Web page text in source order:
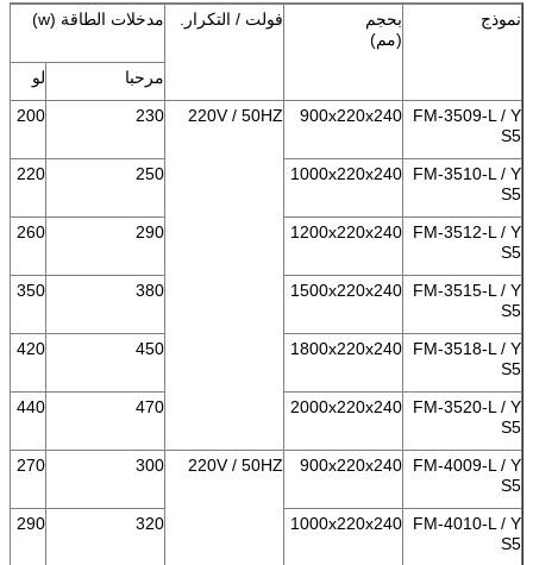
نموذج
بحجم
(مم)
فولت / التكرار. مدخلات الطاقة (w)
مرحبا
لو
FM-3509-L / Y
S5
900x220x240
220V / 50HZ
230
200
FM-3510-L / Y
S5
1000x220x240
250
220
FM-3512-L / Y
S5
1200x220x240
290
260
FM-3515-L / Y
S5
1500x220x240
380
350
FM-3518-L / Y
S5
1800x220x240
450
420
FM-3520-L / Y
S5
2000x220x240
470
440
FM-4009-L / Y
S5
900x220x240
220V / 50HZ
300
270
FM-4010-L / Y
S5
1000x220x240
320
290